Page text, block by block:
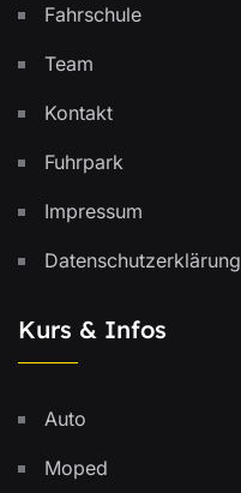
Fahrschule
Team
Kontakt
Fuhrpark
Impressum
Datenschutzerklärung
Kurs & Infos
Auto
Moped